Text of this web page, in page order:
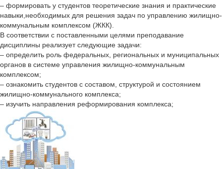
– формировать у студентов теоретические знания и практические
навыки,необходимых для решения задач по управлению жилищно-
коммунальным комплексом (ЖКК).
В соответствии с поставленными целями преподавание
дисциплины реализует следующие задачи:
– определить роль федеральных, региональных и муниципальных
органов в системе управления жилищно-коммунальным
комплексом;
– ознакомить студентов с составом, структурой и состоянием
жилищно-коммунального комплекса;
– изучить направления реформирования комплекса;